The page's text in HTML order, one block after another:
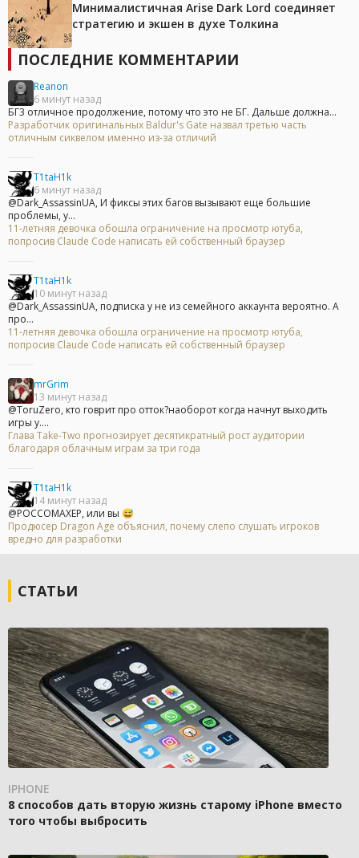
Минималистичная Arise Dark Lord соединяет
стратегию и экшен в духе Толкина
ПОСЛЕДНИЕ КОММЕНТАРИИ
Reanon
6 минут назад
БГ3 отличное продолжение, потому что это не БГ. Дальше должна...
Разработчик оригинальных Baldur's Gate назвал третью часть
отличным сиквелом именно из-за отличий
T1taH1k
6 минут назад
@Dark_AssassinUA, И фиксы этих багов вызывают еще большие
проблемы, у...
11-летняя девочка обошла ограничение на просмотр ютуба,
попросив Claude Code написать ей собственный браузер
T1taH1k
10 минут назад
@Dark_AssassinUA, подписка у не из семейного аккаунта вероятно. А
про...
11-летняя девочка обошла ограничение на просмотр ютуба,
попросив Claude Code написать ей собственный браузер
mrGrim
13 минут назад
@ToruZero, кто говрит про отток?наоборот когда начнут выходить
игры у....
Глава Take-Two прогнозирует десятикратный рост аудитории
благодаря облачным играм за три года
T1taH1k
14 минут назад
@POCCOMAXEP, или вы 😅
Продюсер Dragon Age объяснил, почему слепо слушать игроков
вредно для разработки
СТАТЬИ
IPHONE
8 способов дать вторую жизнь старому iPhone вместо
того чтобы выбросить